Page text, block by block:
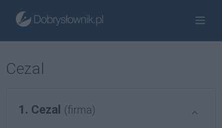
Cezal
1. Cezal (firma)